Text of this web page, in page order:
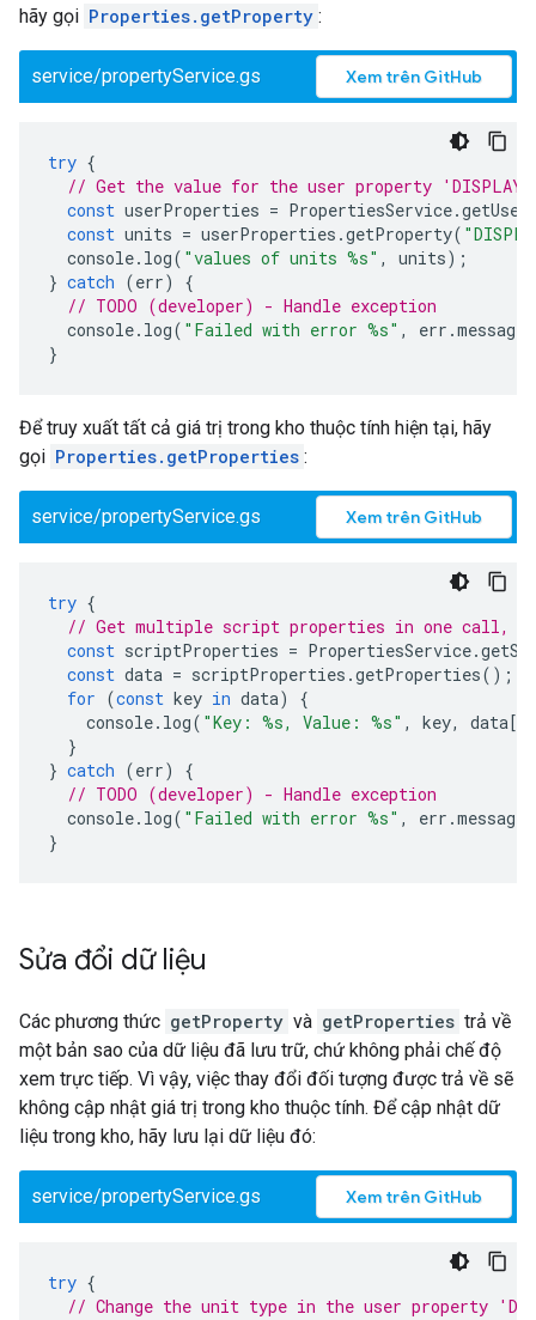
hãy gọi Properties.getProperty :
service/propertyService.gs Xem trên GitHub
try {
// Get the value for the user property
const userProperties = PropertiesService.
const units = userProperties .getProperty(
console. log( "values of units %s" , units);
} catch (err)
{
// TODO (developer) - Handle exception
console. log( "Failed with error %s" , err .message
}
Để truy xuất tất cả giá trị trong kho thuộc tính hiện tại, hãy
gọi Properties.getProperties :
service/propertyService.gs Xem trên GitHub
try {
// Get multiple script properties in one call,
const scriptProperties = PropertiesService.
const data = scriptProperties .getProperties();
for (const key in data)
{
console. log( "Key: %s, Value: %s" , key, data[
}
} catch (err)
{
// TODO (developer) - Handle exception
console. log( "Failed with error %s" , err .message
}
Sửa đổi dữ liệu
Các phương thức getProperty và getProperties trả về
một bản sao của dữ liệu đã lưu trữ, chứ không phải chế độ
xem trực tiếp. Vì vậy, việc thay đổi đối tượng được trả về sẽ
không cập nhật giá trị trong kho thuộc tính. Để cập nhật dữ
liệu trong kho, hãy lưu lại dữ liệu đó:
service/propertyService.gs Xem trên GitHub
try {
// Change the unit type in the user property